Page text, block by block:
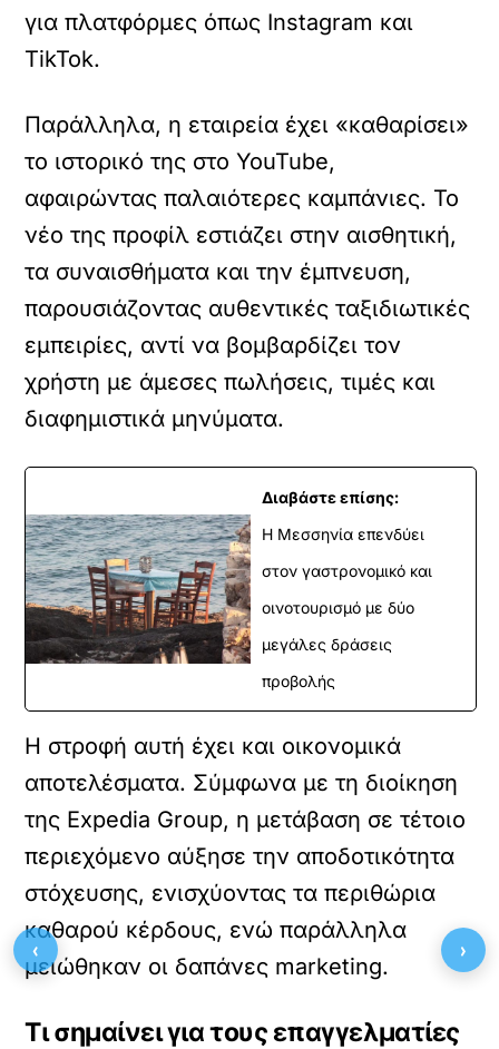
για πλατφόρμες όπως Instagram και
TikTok.
Παράλληλα, η εταιρεία έχει «καθαρίσει»
το ιστορικό της στο YouTube,
αφαιρώντας παλαιότερες καμπάνιες. Το
νέο της προφίλ εστιάζει στην αισθητική,
τα συναισθήματα και την έμπνευση,
παρουσιάζοντας αυθεντικές ταξιδιωτικές
εμπειρίες, αντί να βομβαρδίζει τον
χρήστη με άμεσες πωλήσεις, τιμές και
διαφημιστικά μηνύματα.
Διαβάστε επίσης:
Η Μεσσηνία επενδύει
στον γαστρονομικό και
οινοτουρισμό με δύο
μεγάλες δράσεις
προβολής
Η στροφή αυτή έχει και οικονομικά
αποτελέσματα. Σύμφωνα με τη διοίκηση
της Expedia Group, η μετάβαση σε τέτοιο
περιεχόμενο αύξησε την αποδοτικότητα
στόχευσης, ενισχύοντας τα περιθώρια
καθαρού κέρδους, ενώ παράλληλα
μειώθηκαν οι δαπάνες marketing.
Τι σημαίνει για τους επαγγελματίες
‹ ›